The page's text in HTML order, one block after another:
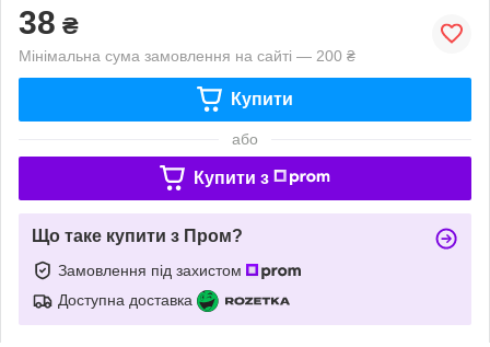
38 ₴
Мінімальна сума замовлення на сайті — 200 ₴
Купити
або
Купити з
Що таке купити з Пром?
Замовлення під захистом
Доступна доставка